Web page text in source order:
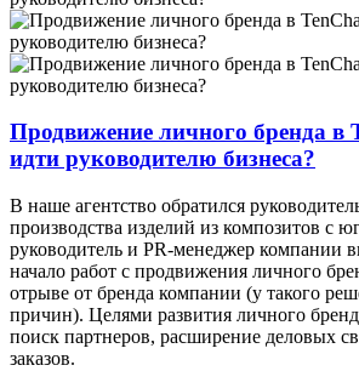
Продвижение личного бренда в
идти руководителю бизнеса?
В наше агентство обратился
производства изделий из композитов с
руководитель и PR-менеджер компании
начало работ с продвижения личного
отрыве от бренда компании (у такого
причин). Целями развития личного
поиск партнеров, расширение деловых
заказов.